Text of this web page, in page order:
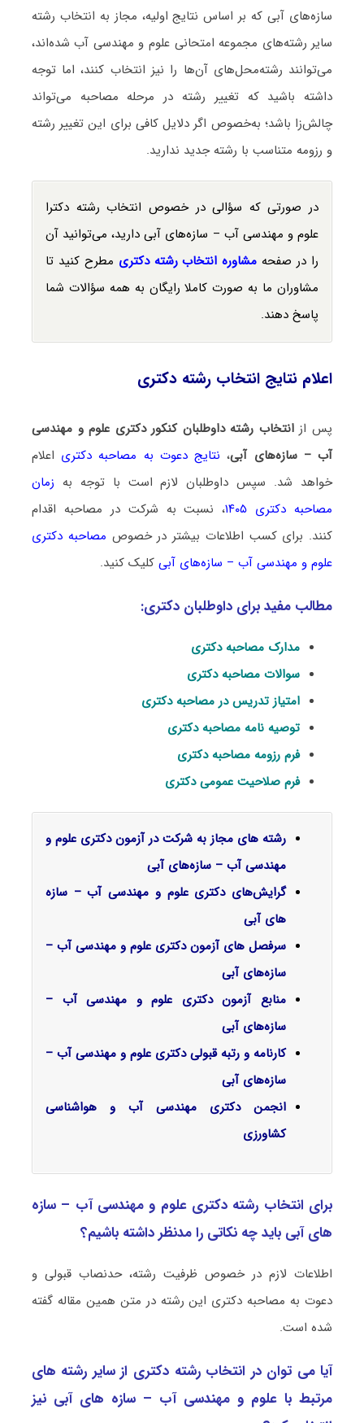
سازه‌های آبی که بر اساس نتایج اولیه، مجاز به انتخاب رشته
سایر رشته‌های مجموعه امتحانی علوم و مهندسی آب شده‌اند،
می‌توانند رشته‌محل‌های آن‌ها را نیز انتخاب کنند، اما توجه
داشته باشید که تغییر رشته در مرحله مصاحبه می‌تواند
چالش‌زا باشد؛ به‌خصوص اگر دلایل کافی برای این تغییر رشته
و رزومه متناسب با رشته جدید ندارید.
در صورتی که سؤالی در خصوص انتخاب رشته دکترا
علوم و مهندسی آب – سازه‌های آبی دارید، می‌توانید آن
را در صفحه مشاوره انتخاب رشته دکتری مطرح کنید تا
مشاوران ما به صورت کاملا رایگان به همه سؤالات شما
پاسخ دهند.
اعلام نتایج انتخاب رشته دکتری
پس ازانتخاب رشته داوطلبان کنکور دکتری علوم و مهندسی
آب – سازه‌های آبی، نتایج دعوت به مصاحبه دکتری اعلام
خواهد شد. سپس داوطلبان لازم است با توجه به زمان
مصاحبه دکتری ۱۴۰۵
، نسبت به شرکت در مصاحبه اقدام
کنند. برای کسب اطلاعات بیشتر در خصوص مصاحبه دکتری
علوم و مهندسی آب – سازه‌های آبیکلیک کنید.
مطالب مفید برای داوطلبان دکتری:
مدارک مصاحبه دکتری
سوالات مصاحبه دکتری
امتیاز تدریس در مصاحبه دکتری
توصیه نامه مصاحبه دکتری
فرم رزومه مصاحبه دکتری
فرم صلاحیت عمومی دکتری
رشته های مجاز به شرکت در آزمون دکتری علوم و
مهندسی آب – سازه‌های آبی
گرایش‌های دکتری علوم و مهندسی آب – سازه
های آبی
سرفصل‌ های آزمون دکتری علوم و مهندسی آب –
سازه‌های آبی
منابع آزمون دکتری علوم و مهندسی آب –
سازه‌های آبی
کارنامه و رتبه قبولی دکتری علوم و مهندسی آب –
سازه‌های آبی
انجمن دکتری مهندسی آب و هواشناسی
کشاورزی
برای انتخاب رشته دکتری علوم و مهندسی آب – سازه‌
های آبی باید چه نکاتی را مدنظر داشته باشیم؟
اطلاعات لازم در خصوص ظرفیت رشته، حدنصاب قبولی و
دعوت به مصاحبه دکتری این رشته در متن همین مقاله گفته
شده است.
آیا می توان در انتخاب رشته دکتری از سایر رشته های
مرتبط با علوم و مهندسی آب – سازه‌ های آبی نیز